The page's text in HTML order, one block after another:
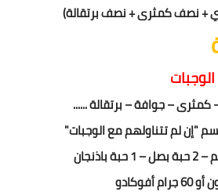
نصف كمثرى + نصف برتقالة)
كمثرى –جوافة – برتقالة ......